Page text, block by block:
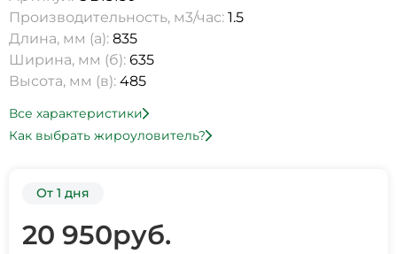
Производительность, м3/час: 1.5
Длина, мм (а): 835
Ширина, мм (б): 635
Высота, мм (в): 485
Все характеристики
Как выбрать жироуловитель?
От 1 дня
20 950руб.